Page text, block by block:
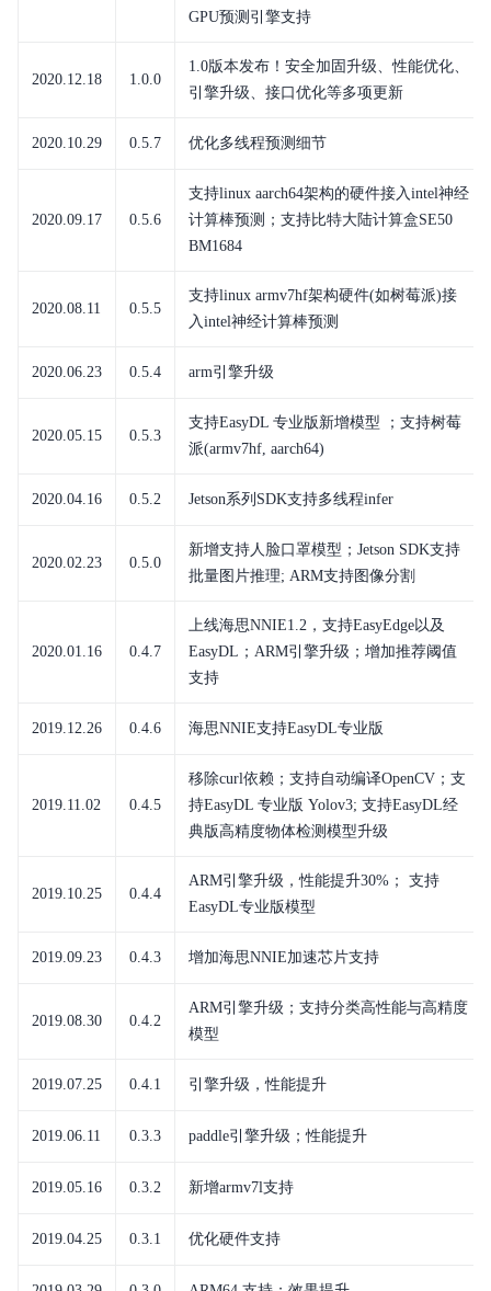
GPU预测引擎支持
2020.12.18 1.0.0
1.0版本发布！安全加固升级、性能优化、
引擎升级、接口优化等多项更新
2020.10.29 0.5.7 优化多线程预测细节
2020.09.17 0.5.6
支持linux aarch64架构的硬件接入intel神经
计算棒预测；支持比特大陆计算盒SE50
BM1684
2020.08.11 0.5.5
支持linux armv7hf架构硬件(如树莓派)接
入intel神经计算棒预测
2020.06.23 0.5.4 arm引擎升级
2020.05.15 0.5.3
支持EasyDL 专业版新增模型 ；支持树莓
派(armv7hf, aarch64)
2020.04.16 0.5.2 Jetson系列SDK支持多线程infer
2020.02.23 0.5.0
新增支持人脸口罩模型；Jetson SDK支持
批量图片推理; ARM支持图像分割
2020.01.16 0.4.7
上线海思NNIE1.2，支持EasyEdge以及
EasyDL；ARM引擎升级；增加推荐阈值
支持
2019.12.26 0.4.6 海思NNIE支持EasyDL专业版
2019.11.02 0.4.5
移除curl依赖；支持自动编译OpenCV；支
持EasyDL 专业版 Yolov3; 支持EasyDL经
典版高精度物体检测模型升级
2019.10.25 0.4.4
ARM引擎升级，性能提升30%； 支持
EasyDL专业版模型
2019.09.23 0.4.3 增加海思NNIE加速芯片支持
2019.08.30 0.4.2
ARM引擎升级；支持分类高性能与高精度
模型
2019.07.25 0.4.1 引擎升级，性能提升
2019.06.11 0.3.3 paddle引擎升级；性能提升
2019.05.16 0.3.2 新增armv7l支持
2019.04.25 0.3.1 优化硬件支持